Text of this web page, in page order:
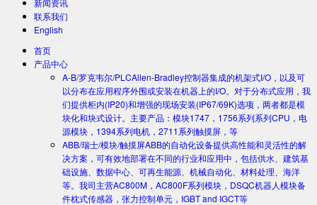
新闻资讯
联系我们
English
首页
产品中心
A-B/罗克韦尔/PLCAllen-Bradley控制器集成的机架式I/O，以及可
以分布在应用程序外围或安装在机器上的I/O。对于分布式应用，我
们提供柜内(IP20)和增强的现场安装(IP67/69K)选项，两者都是模
块化和块式设计。主要产品：模块1747，1756系列系列CPU，电
源模块，1394系列电机，2711系列触摸屏，等
ABB/瑞士/模块/触摸屏ABB的自动化设备提供高性能和灵活性的解
决方案，可有效地部署在不同的行业和应用中，包括供水、建筑基
础设施、数据中心、可再生能源、机械自动化、材料处理、海洋
等。我司主营AC800M，AC800F系列模块，DSQC机器人模块备
件枕式传感器，张力控制单元，IGBT and IGCT等